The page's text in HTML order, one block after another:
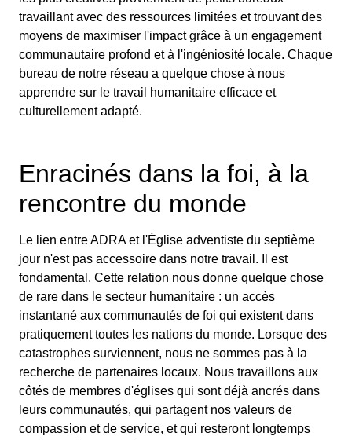
travaillant avec des ressources limitées et trouvant des
moyens de maximiser l'impact grâce à un engagement
communautaire profond et à l'ingéniosité locale. Chaque
bureau de notre réseau a quelque chose à nous
apprendre sur le travail humanitaire efficace et
culturellement adapté.
Enracinés dans la foi, à la
rencontre du monde
Le lien entre ADRA et l'Église adventiste du septième
jour n'est pas accessoire dans notre travail. Il est
fondamental. Cette relation nous donne quelque chose
de rare dans le secteur humanitaire : un accès
instantané aux communautés de foi qui existent dans
pratiquement toutes les nations du monde. Lorsque des
catastrophes surviennent, nous ne sommes pas à la
recherche de partenaires locaux. Nous travaillons aux
côtés de membres d'églises qui sont déjà ancrés dans
leurs communautés, qui partagent nos valeurs de
compassion et de service, et qui resteront longtemps